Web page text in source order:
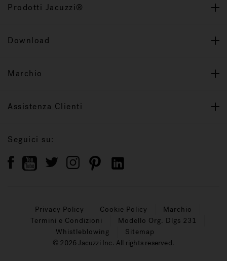
Prodotti Jacuzzi®
Download
Marchio
Assistenza Clienti
Seguici su:
Privacy Policy Cookie Policy
Marchio
Termini e Condizioni
Modello Org. Dlgs 231
Whistleblowing
Sitemap
© 2026 Jacuzzi Inc. All rights reserved.